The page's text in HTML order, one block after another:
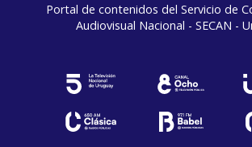
Portal de contenidos del Servicio de
Audiovisual Nacional - SECAN -